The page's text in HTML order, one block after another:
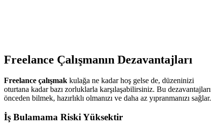
Freelance Çalışmanın Dezavantajları
Freelance çalışmak kulağa ne kadar hoş gelse de, düzeninizi
oturtana kadar bazı zorluklarla karşılaşabilirsiniz. Bu dezavantajları
önceden bilmek, hazırlıklı olmanızı ve daha az yıpranmanızı sağlar.
İş Bulamama Riski Yüksektir